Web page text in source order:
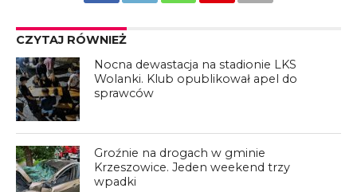
CZYTAJ RÓWNIEŻ
Nocna dewastacja na stadionie LKS
Wolanki. Klub opublikował apel do
sprawców
Groźnie na drogach w gminie
Krzeszowice. Jeden weekend trzy
wpadki